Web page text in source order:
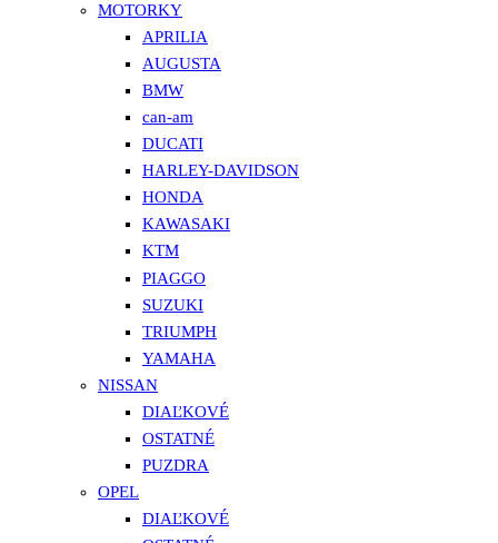
MOTORKY
APRILIA
AUGUSTA
BMW
can-am
DUCATI
HARLEY-DAVIDSON
HONDA
KAWASAKI
KTM
PIAGGO
SUZUKI
TRIUMPH
YAMAHA
NISSAN
DIAĽKOVÉ
OSTATNÉ
PUZDRA
OPEL
DIAĽKOVÉ